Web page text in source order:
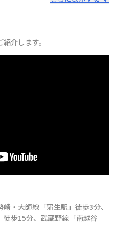
介します。
崎・大師線 「蒲生駅 」 徒歩3分、
徒歩15分、 武蔵野線 「南越谷